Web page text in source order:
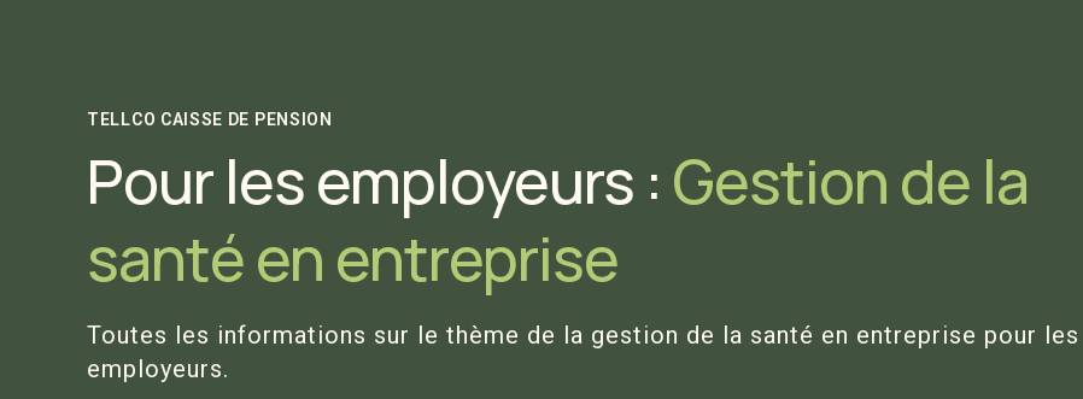
TELLCO CAISSE DE PENSION
Pour les employeurs : Gestion de la
santé en entreprise
Toutes les informations sur le thème de la gestion de la santé en entreprise pour les
employeurs.